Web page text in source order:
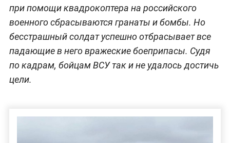
при помощи квадрокоптера на российского
военного сбрасываются гранаты и бомбы. Но
бесстрашный солдат успешно отбрасывает все
падающие в него вражеские боеприпасы. Судя
по кадрам, бойцам ВСУ так и не удалось достичь
цели.